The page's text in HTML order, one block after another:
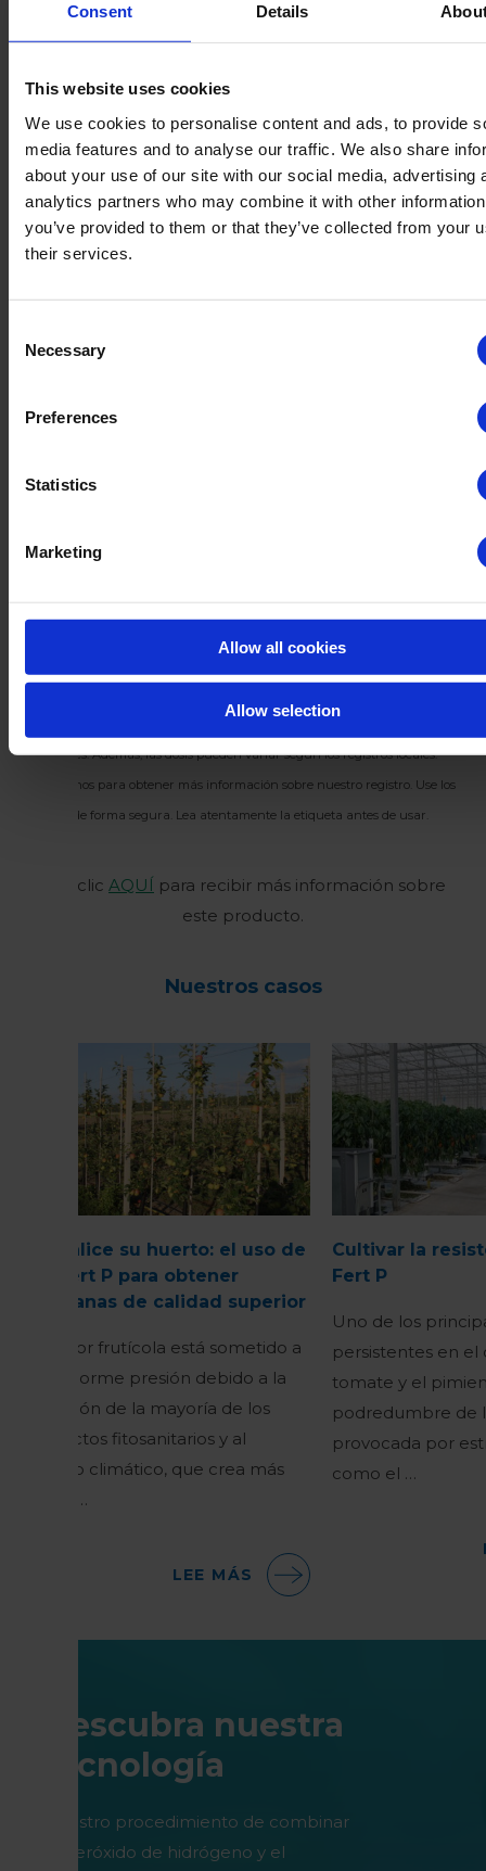
Consent Details
This website uses cookies
We use cookies to personalise content and ads, to provide
media features and to analyse our traffic. We also share
about your use of our site with our social media, advertising
analytics partners who may combine it with other
you’ve provided to them or that they’ve collected from your
their services.
Selection
Necessary
Preferences
Statistics
Marketing
Allow all cookies
Allow selection
Área de aplicación
equipos, como líneas de clasificación y fustas
Desinfección de habitaciones vacías,
disponibles. Además, las dosis pueden variar según los registros locales.
Contáctenos para obtener más información sobre nuestro registro. Use los
biocidas de forma segura. Lea atentamente la etiqueta antes de usar.
Haz clic AQUÍ para recibir más información sobre
este producto.
Nuestros casos
Revitalice su huerto: el uso de
Sili-Fert P para obtener
manzanas de calidad superior
El sector frutícola está sometido a
una enorme presión debido a la
limitación de la mayoría de los
productos fitosanitarios y al
cambio climático, que crea más
estrés …
LEE MÁS
Cultivar la
Fert P
Uno de los
persistentes en el
tomate y el
podredumbre de
provocada por
como el …
Descubra nuestra
tecnología
Nuestro procedimiento de combinar
el peróxido de hidrógeno y el